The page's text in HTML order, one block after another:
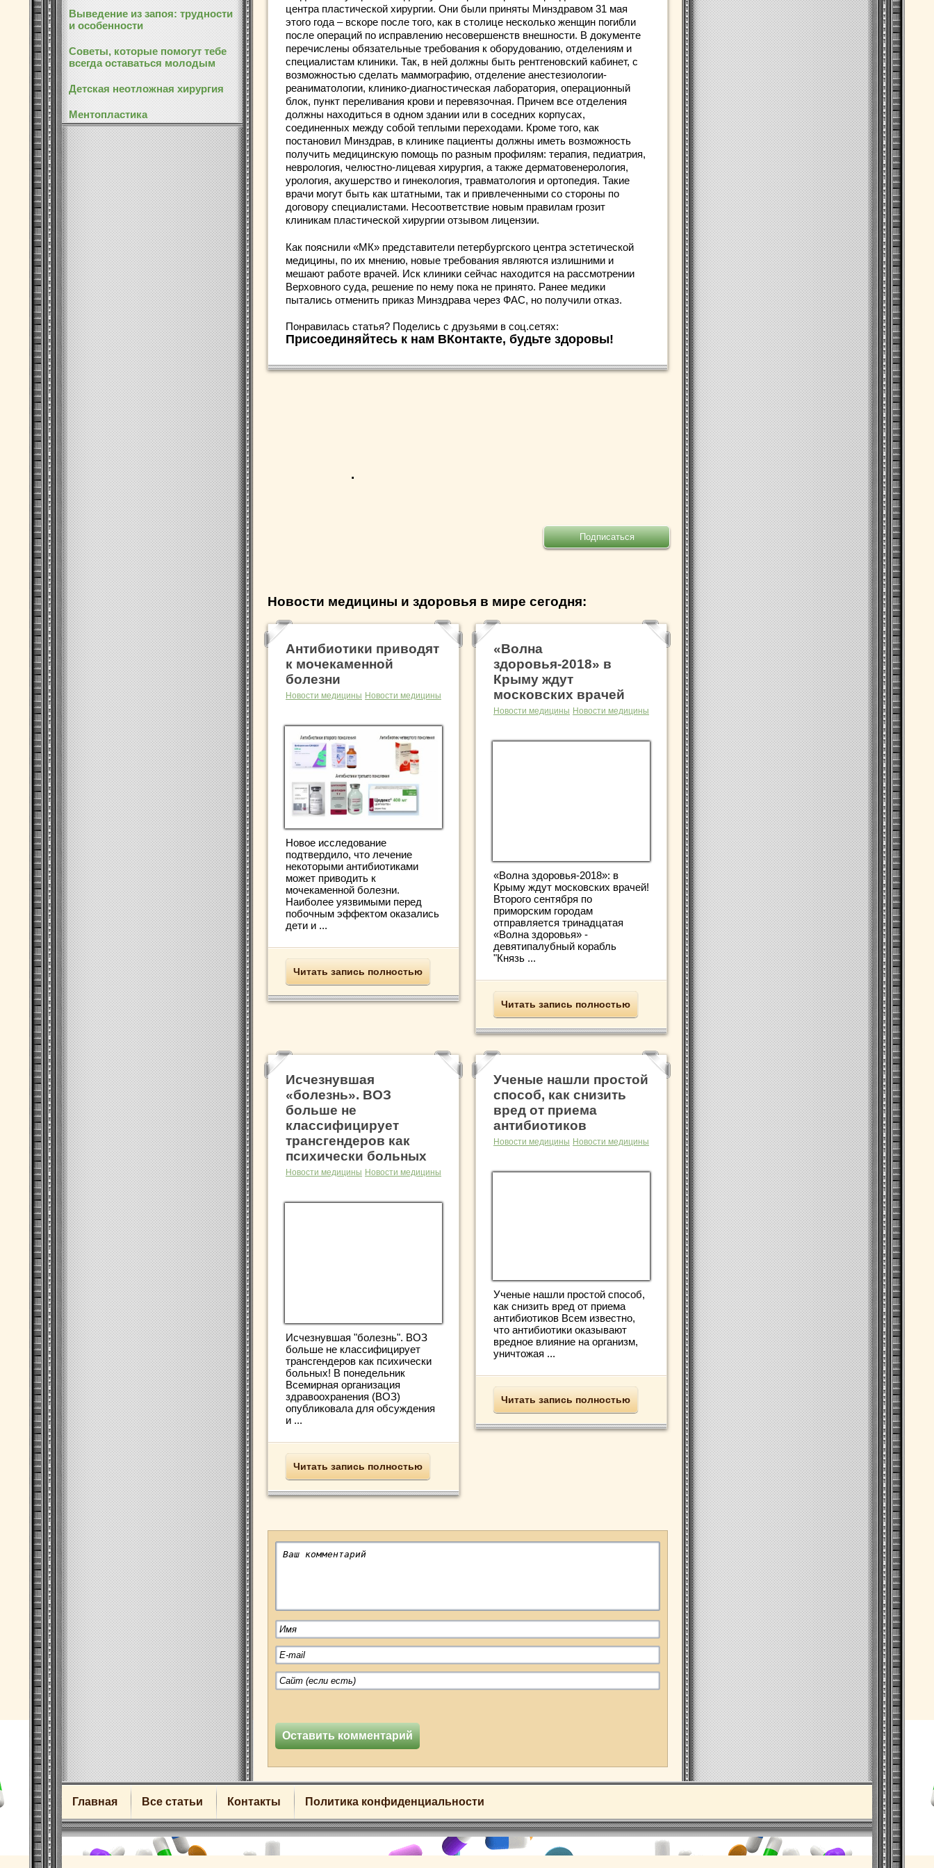
Выведение из запоя: трудности
и особенности
Советы, которые помогут тебе
всегда оставаться молодым
Детская неотложная хирургия
Ментопластика
центра пластической хирургии. Они были приняты Минздравом 31 мая
этого года – вскоре после того, как в столице несколько женщин погибли
после операций по исправлению несовершенств внешности. В документе
перечислены обязательные требования к оборудованию, отделениям и
специалистам клиники. Так, в ней должны быть рентгеновский кабинет, с
возможностью сделать маммографию, отделение анестезиологии-
реаниматологии, клинико-диагностическая лаборатория, операционный
блок, пункт переливания крови и перевязочная. Причем все отделения
должны находиться в одном здании или в соседних корпусах,
соединенных между собой теплыми переходами. Кроме того, как
постановил Минздрав, в клинике пациенты должны иметь возможность
получить медицинскую помощь по разным профилям: терапия, педиатрия,
неврология, челюстно-лицевая хирургия, а также дерматовенерология,
урология, акушерство и гинекология, травматология и ортопедия. Такие
врачи могут быть как штатными, так и привлеченными со стороны по
договору специалистами. Несоответствие новым правилам грозит
клиникам пластической хирургии отзывом лицензии.
Как пояснили «МК» представители петербургского центра эстетической
медицины, по их мнению, новые требования являются излишними и
мешают работе врачей. Иск клиники сейчас находится на рассмотрении
Верховного суда, решение по нему пока не принято. Ранее медики
пытались отменить приказ Минздрава через ФАС, но получили отказ.
Понравилась статья? Поделись с друзьями в соц.сетях:
Присоединяйтесь к нам ВКонтакте, будьте здоровы!
.
Новости медицины и здоровья в мире сегодня:
Антибиотики приводят
к мочекаменной
болезни
Новости медицины Новости медицины
Новое исследование
подтвердило, что лечение
некоторыми антибиотиками
может приводить к
мочекаменной болезни.
Наиболее уязвимыми перед
побочным эффектом оказались
дети и ...
Читать запись полностью
«Волна
здоровья-2018» в
Крыму ждут
московских врачей
Новости медицины Новости медицины
«Волна здоровья-2018»: в
Крыму ждут московских врачей!
Второго сентября по
приморским городам
отправляется тринадцатая
«Волна здоровья» -
девятипалубный корабль
"Князь ...
Читать запись полностью
Исчезнувшая
«болезнь». ВОЗ
больше не
классифицирует
трансгендеров как
психически больных
Новости медицины Новости медицины
Исчезнувшая "болезнь". ВОЗ
больше не классифицирует
трансгендеров как психически
больных! В понедельник
Всемирная организация
здравоохранения (ВОЗ)
опубликовала для обсуждения
и ...
Читать запись полностью
Ученые нашли простой
способ, как снизить
вред от приема
антибиотиков
Новости медицины Новости медицины
Ученые нашли простой способ,
как снизить вред от приема
антибиотиков Всем известно,
что антибиотики оказывают
вредное влияние на организм,
уничтожая ...
Читать запись полностью
Главная Все статьи Контакты Политика конфиденциальности